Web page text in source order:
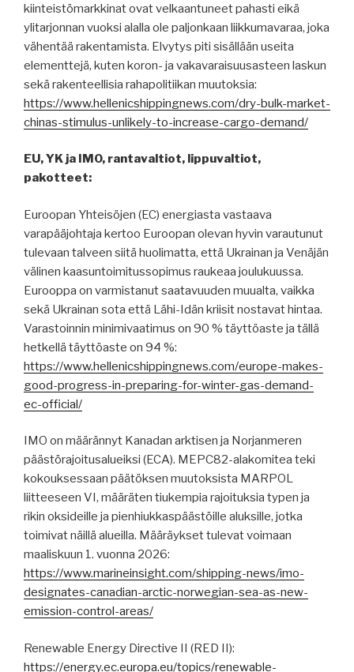
kiinteistömarkkinat ovat velkaantuneet pahasti eikä
ylitarjonnan vuoksi alalla ole paljonkaan liikkumavaraa, joka
vähentää rakentamista. Elvytys piti sisällään useita
elementtejä, kuten koron- ja vakavaraisuusasteen laskun
sekä rakenteellisia rahapolitiikan muutoksia:
https://www.hellenicshippingnews.com/dry-bulk-market-
chinas-stimulus-unlikely-to-increase-cargo-demand/
EU, YK ja IMO, rantavaltiot, lippuvaltiot,
pakotteet:
Euroopan Yhteisöjen (EC) energiasta vastaava
varapääjohtaja kertoo Euroopan olevan hyvin varautunut
tulevaan talveen siitä huolimatta, että Ukrainan ja Venäjän
välinen kaasuntoimitussopimus raukeaa joulukuussa.
Eurooppa on varmistanut saatavuuden muualta, vaikka
sekä Ukrainan sota että Lähi-Idän kriisit nostavat hintaa.
Varastoinnin minimivaatimus on 90 % täyttöaste ja tällä
hetkellä täyttöaste on 94 %:
https://www.hellenicshippingnews.com/europe-makes-
good-progress-in-preparing-for-winter-gas-demand-
ec-official/
IMO on määrännyt Kanadan arktisen ja Norjanmeren
päästörajoitusalueiksi (ECA). MEPC82-alakomitea teki
kokouksessaan päätöksen muutoksista MARPOL
liitteeseen VI, määräten tiukempia rajoituksia typen ja
rikin oksideille ja pienhiukkaspäästöille aluksille, jotka
toimivat näillä alueilla. Määräykset tulevat voimaan
maaliskuun 1. vuonna 2026:
https://www.marineinsight.com/shipping-news/imo-
designates-canadian-arctic-norwegian-sea-as-new-
emission-control-areas/
Renewable Energy Directive II (RED II):
https://energy.ec.europa.eu/topics/renewable-